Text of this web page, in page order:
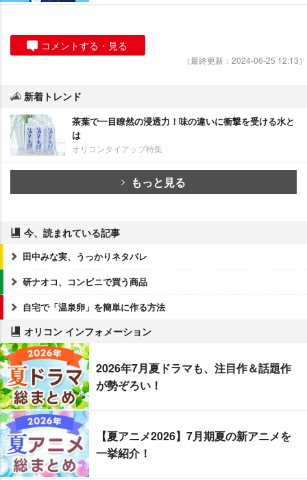
コメントする・見る
（最終更新：2024-06-25 12:13）
新着トレンド
茶葉で一目瞭然の浸透力！味の違いに衝撃を受ける水と
は
オリコンタイアップ特集
もっと見る
今、読まれている記事
田中みな実、うっかりネタバレ
研ナオコ、コンビニで買う商品
自宅で「温泉卵」を簡単に作る方法
オリコン インフォメーション
2026年7月夏ドラマも、注目作＆話題作
が勢ぞろい！
【夏アニメ2026】7月期夏の新アニメを
一挙紹介！